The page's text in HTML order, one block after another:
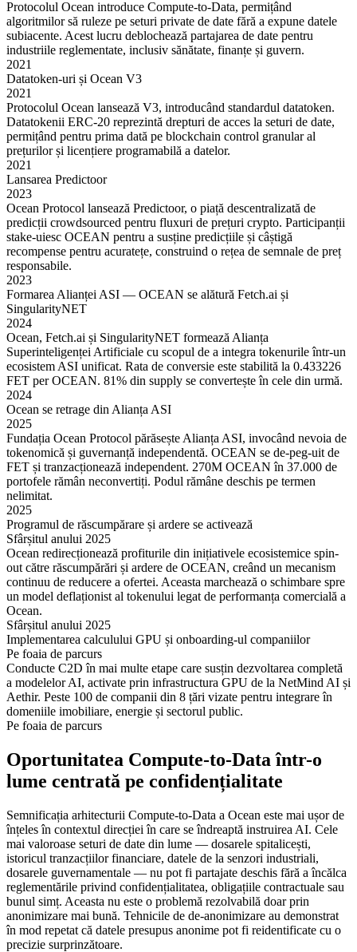
Protocolul Ocean introduce Compute-to-Data, permițând
algoritmilor să ruleze pe seturi private de date fără a expune datele
subiacente. Acest lucru deblochează partajarea de date pentru
industriile reglementate, inclusiv sănătate, finanțe și guvern.
2021
Datatoken-uri și Ocean V3
2021
Protocolul Ocean lansează V3, introducând standardul datatoken.
Datatokenii ERC-20 reprezintă drepturi de acces la seturi de date,
permițând pentru prima dată pe blockchain control granular al
prețurilor și licențiere programabilă a datelor.
2021
Lansarea Predictoor
2023
Ocean Protocol lansează Predictoor, o piață descentralizată de
predicții crowdsourced pentru fluxuri de prețuri crypto. Participanții
stake-uiesc OCEAN pentru a susține predicțiile și câștigă
recompense pentru acuratețe, construind o rețea de semnale de preț
responsabile.
2023
Formarea Alianței ASI — OCEAN se alătură Fetch.ai și
SingularityNET
2024
Ocean, Fetch.ai și SingularityNET formează Alianța
Superinteligenței Artificiale cu scopul de a integra tokenurile într-un
ecosistem ASI unificat. Rata de conversie este stabilită la 0.433226
FET per OCEAN. 81% din supply se convertește în cele din urmă.
2024
Ocean se retrage din Alianța ASI
2025
Fundația Ocean Protocol părăsește Alianța ASI, invocând nevoia de
tokenomică și guvernanță independentă. OCEAN se de-peg-uit de
FET și tranzacționează independent. 270M OCEAN în 37.000 de
portofele rămân neconvertiți. Podul rămâne deschis pe termen
nelimitat.
2025
Programul de răscumpărare și ardere se activează
Sfârșitul anului 2025
Ocean redirecționează profiturile din inițiativele ecosistemice spin-
out către răscumpărări și ardere de OCEAN, creând un mecanism
continuu de reducere a ofertei. Aceasta marchează o schimbare spre
un model deflaționist al tokenului legat de performanța comercială a
Ocean.
Sfârșitul anului 2025
Implementarea calculului GPU și onboarding-ul companiilor
Pe foaia de parcurs
Conducte C2D în mai multe etape care susțin dezvoltarea completă
a modelelor AI, activate prin infrastructura GPU de la NetMind AI și
Aethir. Peste 100 de companii din 8 țări vizate pentru integrare în
domeniile imobiliare, energie și sectorul public.
Pe foaia de parcurs
Oportunitatea Compute-to-Data într-o
lume centrată pe confidențialitate
Semnificația arhitecturii Compute-to-Data a Ocean este mai ușor de
înțeles în contextul direcției în care se îndreaptă instruirea AI. Cele
mai valoroase seturi de date din lume — dosarele spitalicești,
istoricul tranzacțiilor financiare, datele de la senzori industriali,
dosarele guvernamentale — nu pot fi partajate deschis fără a încălca
reglementările privind confidențialitatea, obligațiile contractuale sau
bunul simț. Aceasta nu este o problemă rezolvabilă doar prin
anonimizare mai bună. Tehnicile de de-anonimizare au demonstrat
în mod repetat că datele presupus anonime pot fi reidentificate cu o
precizie surprinzătoare.